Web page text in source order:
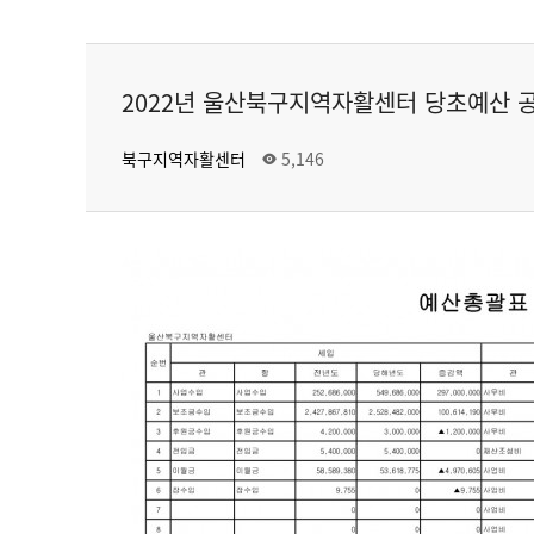
2022년 울산북구지역자활센터 당초예산
북구지역자활센터 5,146